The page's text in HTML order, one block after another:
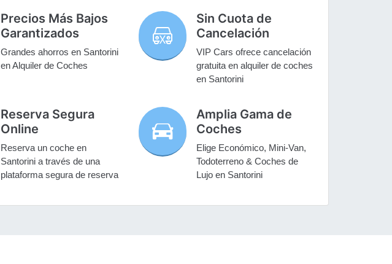
Precios Más Bajos
Garantizados
Grandes ahorros en Santorini
en Alquiler de Coches
Sin Cuota de
Cancelación
VIP Cars ofrece cancelación
gratuita en alquiler de coches
en Santorini
Reserva Segura
Online
Reserva un coche en
Santorini a través de una
plataforma segura de reserva
Amplia Gama de
Coches
Elige Económico, Mini-Van,
Todoterreno & Coches de
Lujo en Santorini